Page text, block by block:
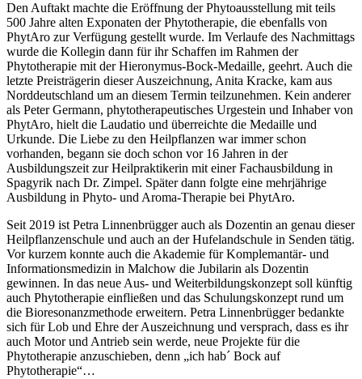
Den Auftakt machte die Eröffnung der Phytoausstellung mit teils
500 Jahre alten Exponaten der Phytotherapie, die ebenfalls von
PhytAro zur Verfügung gestellt wurde. Im Verlaufe des Nachmittags
wurde die Kollegin dann für ihr Schaffen im Rahmen der
Phytotherapie mit der Hieronymus-Bock-Medaille, geehrt. Auch die
letzte Preisträgerin dieser Auszeichnung, Anita Kracke, kam aus
Norddeutschland um an diesem Termin teilzunehmen. Kein anderer
als Peter Germann, phytotherapeutisches Urgestein und Inhaber von
PhytAro, hielt die Laudatio und überreichte die Medaille und
Urkunde. Die Liebe zu den Heilpflanzen war immer schon
vorhanden, begann sie doch schon vor 16 Jahren in der
Ausbildungszeit zur Heilpraktikerin mit einer Fachausbildung in
Spagyrik nach Dr. Zimpel. Später dann folgte eine mehrjährige
Ausbildung in Phyto- und Aroma-Therapie bei PhytAro.
Seit 2019 ist Petra Linnenbrügger auch als Dozentin an genau dieser
Heilpflanzenschule und auch an der Hufelandschule in Senden tätig.
Vor kurzem konnte auch die Akademie für Komplemantär- und
Informationsmedizin in Malchow die Jubilarin als Dozentin
gewinnen. In das neue Aus- und Weiterbildungskonzept soll künftig
auch Phytotherapie einfließen und das Schulungskonzept rund um
die Bioresonanzmethode erweitern. Petra Linnenbrügger bedankte
sich für Lob und Ehre der Auszeichnung und versprach, dass es ihr
auch Motor und Antrieb sein werde, neue Projekte für die
Phytotherapie anzuschieben, denn „ich hab´ Bock auf
Phytotherapie“…